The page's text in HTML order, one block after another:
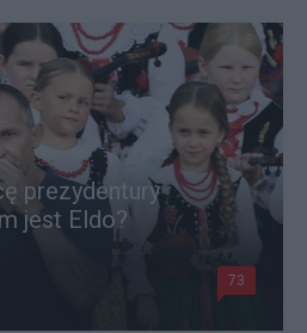
prezydentury
jest Eldo?
73